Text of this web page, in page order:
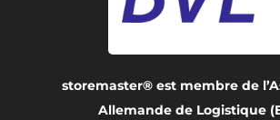
storemaster® est membre de
Allemande de Logistique